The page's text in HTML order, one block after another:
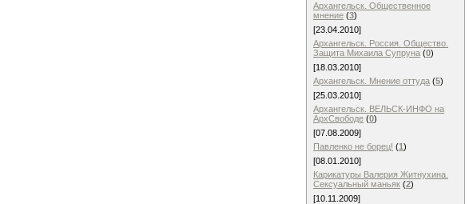
Архангельск. Общественное
мнение (3)
[23.04.2010]
Архангельск. Россия. Общество.
Защита Михаила Супруна (0)
[18.03.2010]
Архангельск. Мнение оттуда (5)
[25.03.2010]
Архангельск. ВЕЛЬСК-ИНФО на
АрхСвободе (0)
[07.08.2009]
Павленко не борец! (1)
[08.01.2010]
Карикатуры Валерия Житнухина.
Сексуальный маньяк (2)
[10.11.2009]